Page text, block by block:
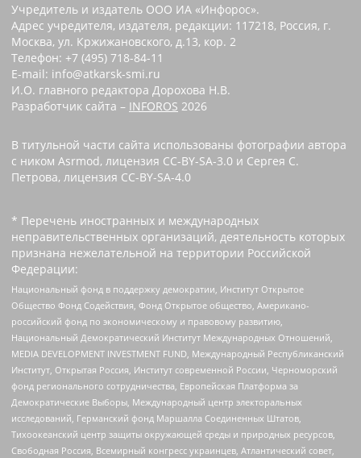
Учредитель и издатель ООО ИА «Инфорос».
Адрес учредителя, издателя, редакции: 117218, Россия, г.
Москва, ул. Кржижановского, д.13, кор. 2
Телефон: +7 (495) 718-84-11
E-mail: info@atkarsk-smi.ru
И.О. главного редактора Дорохова Н.В.
Разработчик сайта – INFOROS 2026
В титульной части сайта использованы фотографии автора
с ником Asrmod, лицензия CC-BY-SA-3.0 и Сергея С.
Петрова, лицензия CC-BY-SA-4.0
* Перечень иностранных и международных
неправительственных организаций, деятельность которых
признана нежелательной на территории Российской
Федерации:
Национальный фонд в поддержку демократии, Институт Открытое
Общество Фонд Содействия, Фонд Открытое общество, Американо-
российский фонд по экономическому и правовому развитию,
Национальный Демократический Институт Международных Отношений,
MEDIA DEVELOPMENT INVESTMENT FUND, Международный Республиканский
Институт, Открытая Россия, Институт современной России, Черноморский
фонд регионального сотрудничества, Европейская Платформа за
Демократические Выборы, Международный центр электоральных
исследований, Германский фонд Маршалла Соединенных Штатов,
Тихоокеанский центр защиты окружающей среды и природных ресурсов,
Свободная Россия, Всемирный конгресс украинцев, Атлантический совет,